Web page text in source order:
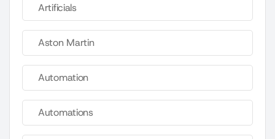
Artificials
Aston Martin
Automation
Automations